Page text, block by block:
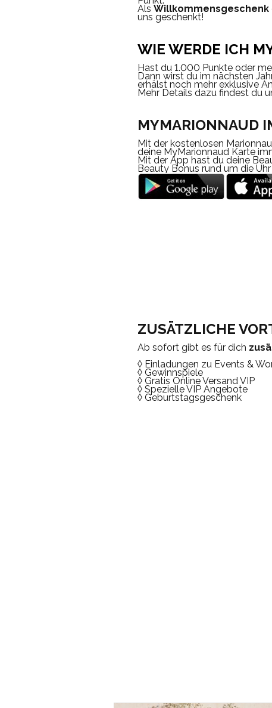
Als Willkommensgeschenk
uns geschenkt!
WIE WERDE ICH
Hast du 1.000 Punkte oder
Dann wirst du im nächsten
erhälst noch mehr exklusive
Mehr Details dazu findest du
MYMARIONNAUD
Mit der kostenlosen
deine MyMarionnaud Karte
Mit der App hast du deine
Beauty Bonus rund um die
ZUSÄTZLICHE
Ab sofort gibt es für dich
◊ Einladungen zu Events &
◊ Gewinnspiele
◊ Gratis Online Versand VIP
◊ Spezielle VIP Angebote
◊ Geburtstagsgeschenk